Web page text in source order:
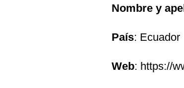
Nombre y
País: Ecuador
Web: https://